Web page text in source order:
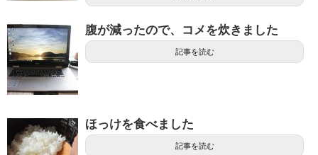
腹が減ったので、コメを炊きました
記事を読む
ほっけを食べました
記事を読む